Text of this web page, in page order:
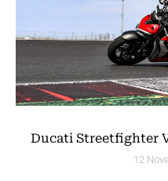
Ducati Streetfighter
12